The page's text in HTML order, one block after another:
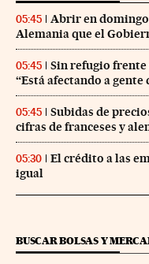
05:45
Abrir en
Alemania que el
05:45
Sin refugio
“Está afectando a gente
05:45
Subidas de
cifras de franceses y
05:30
El crédito a las
igual
BUSCAR BOLSAS Y